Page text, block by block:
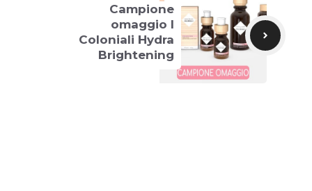
Campione
omaggio I
Coloniali Hydra
Brightening